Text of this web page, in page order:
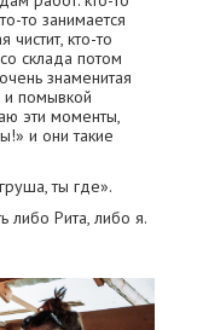
то занимается
кто-то
склада потом
знаменитая
и помывкой
эти моменты,
и они такие
ты где».
либо Рита, либо я.